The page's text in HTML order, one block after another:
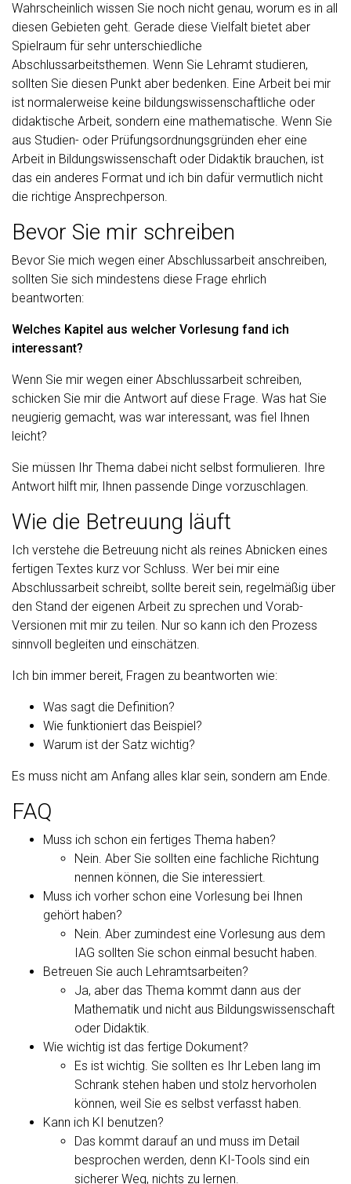
Wahrscheinlich wissen Sie noch nicht genau, worum es in all
diesen Gebieten geht. Gerade diese Vielfalt bietet aber
Spielraum für sehr unterschiedliche
Abschlussarbeitsthemen. Wenn Sie Lehramt studieren,
sollten Sie diesen Punkt aber bedenken. Eine Arbeit bei mir
ist normalerweise keine bildungswissenschaftliche oder
didaktische Arbeit, sondern eine mathematische. Wenn Sie
aus Studien- oder Prüfungsordnungsgründen eher eine
Arbeit in Bildungswissenschaft oder Didaktik brauchen, ist
das ein anderes Format und ich bin dafür vermutlich nicht
die richtige Ansprechperson.
Bevor Sie mir schreiben
Bevor Sie mich wegen einer Abschlussarbeit anschreiben,
sollten Sie sich mindestens diese Frage ehrlich
beantworten:
Welches Kapitel aus welcher Vorlesung fand ich
interessant?
Wenn Sie mir wegen einer Abschlussarbeit schreiben,
schicken Sie mir die Antwort auf diese Frage. Was hat Sie
neugierig gemacht, was war interessant, was fiel Ihnen
leicht?
Sie müssen Ihr Thema dabei nicht selbst formulieren. Ihre
Antwort hilft mir, Ihnen passende Dinge vorzuschlagen.
Wie die Betreuung läuft
Ich verstehe die Betreuung nicht als reines Abnicken eines
fertigen Textes kurz vor Schluss. Wer bei mir eine
Abschlussarbeit schreibt, sollte bereit sein, regelmäßig über
den Stand der eigenen Arbeit zu sprechen und Vorab-
Versionen mit mir zu teilen. Nur so kann ich den Prozess
sinnvoll begleiten und einschätzen.
Ich bin immer bereit, Fragen zu beantworten wie:
Was sagt die Definition?
Wie funktioniert das Beispiel?
Warum ist der Satz wichtig?
Es muss nicht am Anfang alles klar sein, sondern am Ende.
FAQ
Muss ich schon ein fertiges Thema haben?
Nein. Aber Sie sollten eine fachliche Richtung
nennen können, die Sie interessiert.
Muss ich vorher schon eine Vorlesung bei Ihnen
gehört haben?
Nein. Aber zumindest eine Vorlesung aus dem
IAG sollten Sie schon einmal besucht haben.
Betreuen Sie auch Lehramtsarbeiten?
Ja, aber das Thema kommt dann aus der
Mathematik und nicht aus Bildungswissenschaft
oder Didaktik.
Wie wichtig ist das fertige Dokument?
Es ist wichtig. Sie sollten es Ihr Leben lang im
Schrank stehen haben und stolz hervorholen
können, weil Sie es selbst verfasst haben.
Kann ich KI benutzen?
Das kommt darauf an und muss im Detail
besprochen werden, denn KI-Tools sind ein
sicherer Weg, nichts zu lernen.